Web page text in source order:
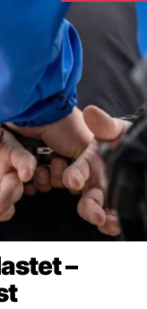
–